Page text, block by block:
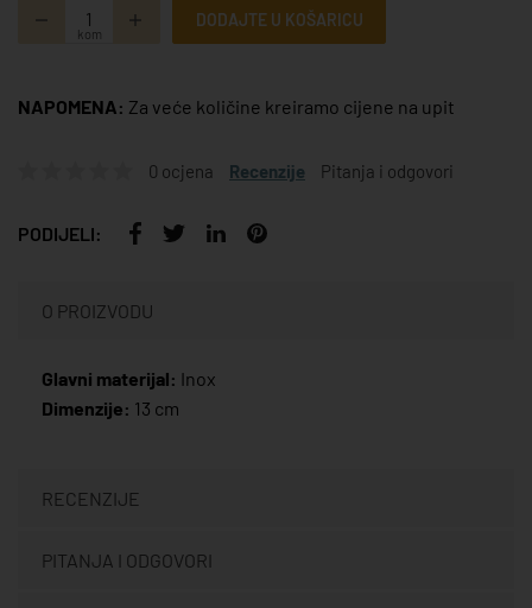
kom
DODAJTE U KOŠARICU
NAPOMENA: Za veće količine kreiramo cijene na upit
0 ocjena Recenzije Pitanja i odgovori
PODIJELI:
O PROIZVODU
Glavni materijal: Inox
Dimenzije: 13 cm
RECENZIJE
PITANJA I ODGOVORI